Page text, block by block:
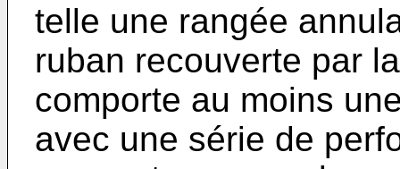
telle une rangée
ruban recouverte par
comporte au moins
avec une série de